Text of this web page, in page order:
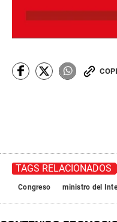
TAGS RELACIONADOS
Congreso ministro del